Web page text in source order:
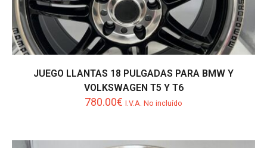
JUEGO LLANTAS 18 PULGADAS PARA BMW Y
VOLKSWAGEN T5 Y T6
780.00€ I.V.A. No incluído